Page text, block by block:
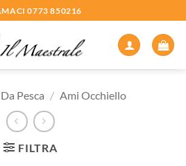
0773 850216
Pesca / Ami Occhiello
FILTRA